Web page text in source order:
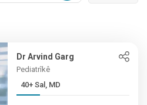
Dr Arvind Garg
Pediatrîkê
40+ Sal, MD